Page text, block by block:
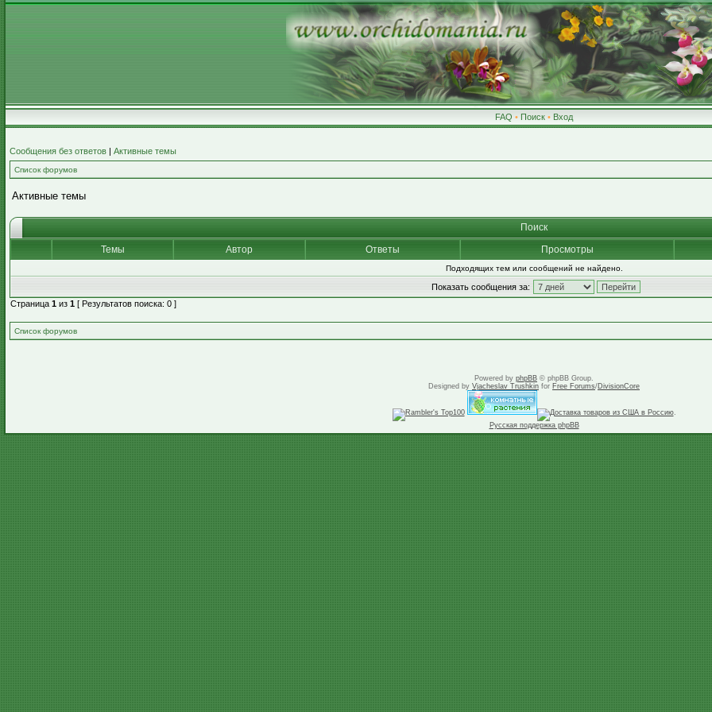
FAQ • Поиск • Вход
Сообщения без ответов | Активные темы
Список форумов
Активные темы
Поиск
Темы
Автор Ответы Просмотры
Подходящих тем или сообщений не найдено.
Показать сообщения за:
Страница 1 из 1 [ Результатов поиска: 0 ]
Список форумов
Powered by phpBB © phpBB Group.
Designed by Vjacheslav Trushkin for Free Forums/DivisionCore
.
Русская поддержка phpBB